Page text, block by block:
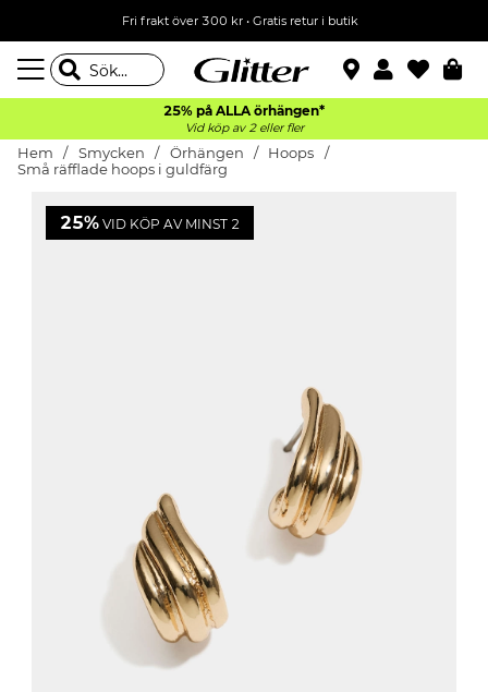
Fri frakt över 300 kr• Gratis retur i butik
25% på ALLA örhängen*
Vid köp av 2 eller fler
Hem Smycken Örhängen
Hoops
Små räfflade hoops i guldfärg
25% VID KÖP AV MINST 2